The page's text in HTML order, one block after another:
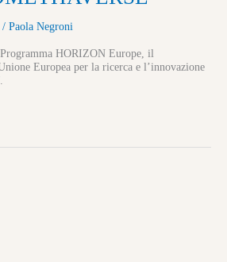
/ Paola Negroni
HORIZON Europe, il
Europea per la ricerca e l’innovazione